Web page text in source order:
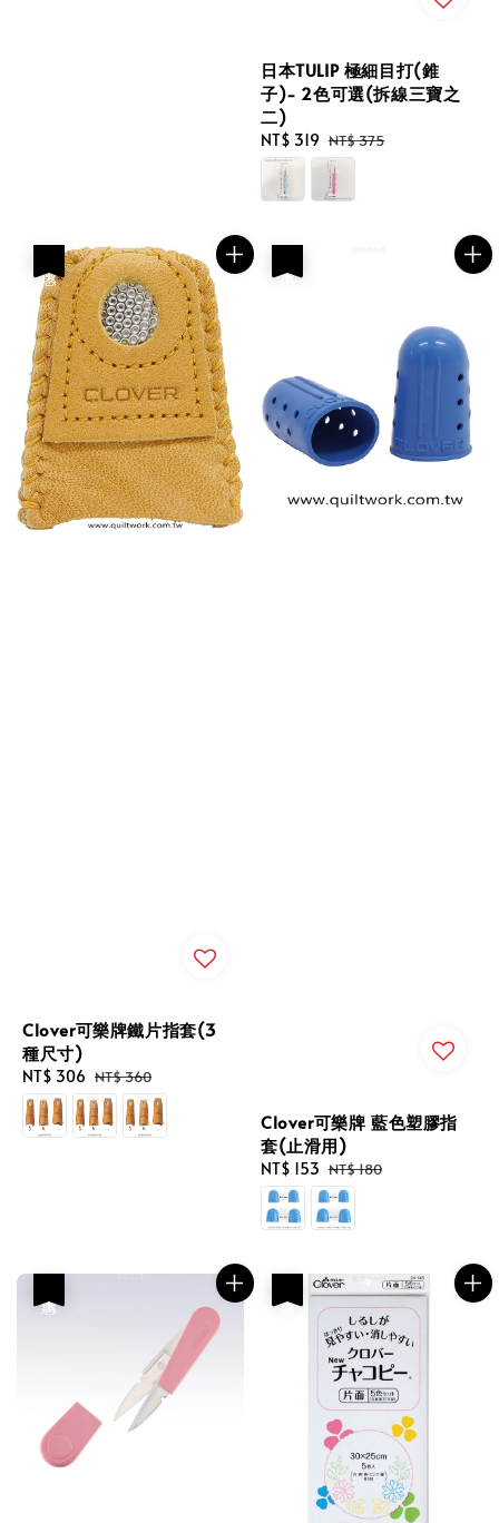
日本TULIP 極細目打(錐
子)- 2色可選(拆線三寶之
二)
Sale
price
NT$ 319 Regular
price
NT$ 375
Clover可樂牌鐵片指套(3
種尺寸)
Sale
price
NT$ 306 Regular
price
NT$ 360
Clover可樂牌 藍色塑膠指
套(止滑用)
Sale
price
NT$ 153 Regular
price
NT$ 180